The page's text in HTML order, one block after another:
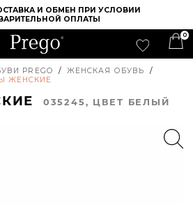
И ОБМЕН ПРИ УСЛОВИИ
ОПЛАТЫ
0
PREGO / ЖЕНСКАЯ ОБУВЬ
/
ЖЕНСКИЕ
035245, ЦВЕТ БЕЛЫЙ